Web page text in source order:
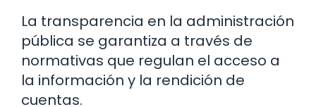
La transparencia en la administración
pública se garantiza a través de
normativas que regulan el acceso a
la información y la rendición de
cuentas.